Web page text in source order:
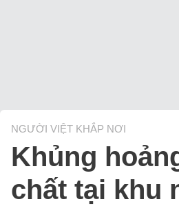
NGƯỜI VIỆT KHẮP NƠI
Khủng
chất tại khu